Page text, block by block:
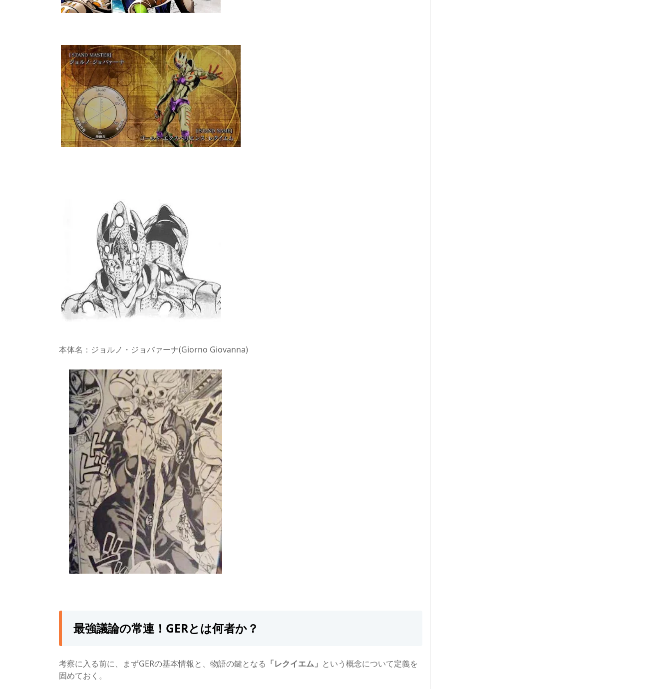
本体名：ジョルノ・ジョバァーナ(Giorno Giovanna)
最強議論の常連！GERとは何者か？
考察に入る前に、まずGERの基本情報と、物語の鍵となる 「レクイエム」 という概念について定義を
固めておく。